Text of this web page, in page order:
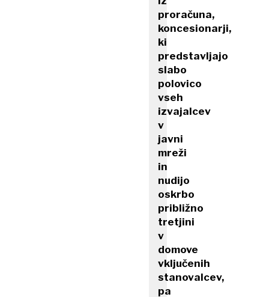
proračuna,
koncesionarji,
ki
predstavljajo
slabo
polovico
vseh
izvajalcev
v
javni
mreži
in
nudijo
oskrbo
približno
tretjini
v
domove
vključenih
stanovalcev,
pa